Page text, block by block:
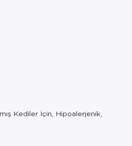
Kediler İçin, Hipoalerjenik,